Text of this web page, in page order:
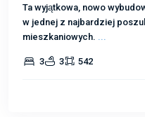
Ta wyjątkowa, nowo
w jednej z najbardziej
mieszkaniowych. ...
3 3 542
Santa